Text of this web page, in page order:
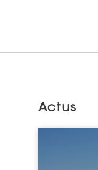
Actus